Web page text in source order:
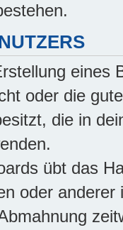
eines
oder die
die in
übt das
oder